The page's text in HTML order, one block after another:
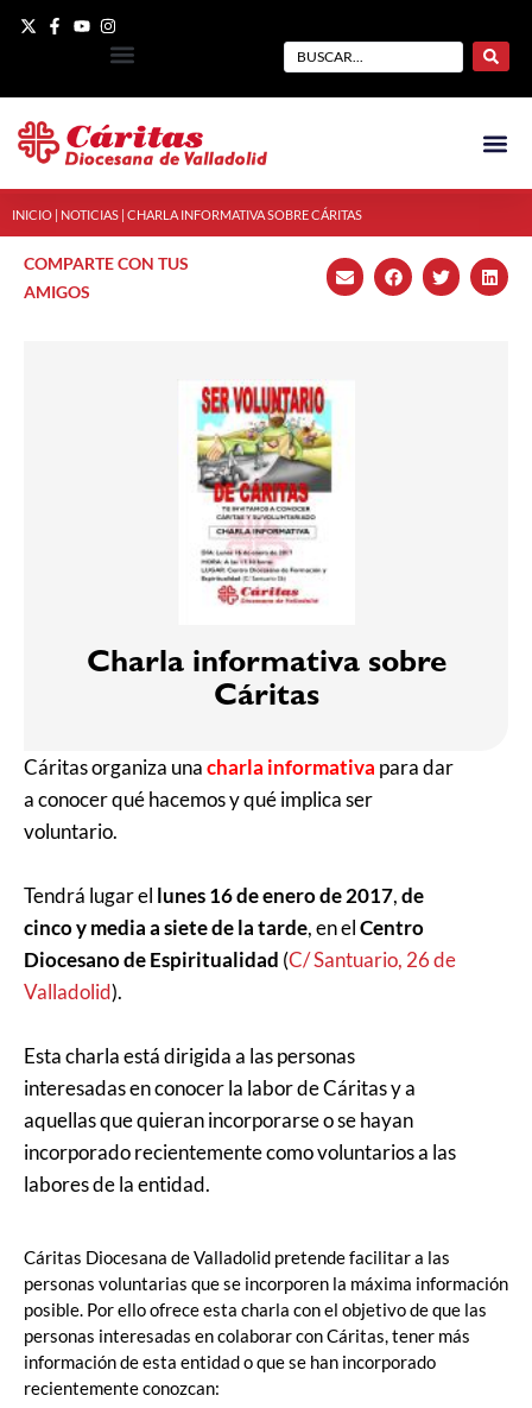
INICIO NOTICIAS CHARLA INFORMATIVA SOBRE CÁRITAS
COMPARTE CON TUS
AMIGOS
Charla informativa sobre
Cáritas
Cáritas organiza unacharla informativa para dar
a conocer qué hacemos y qué implica ser
voluntario.
Tendrá lugar el lunes 16 de enero de 2017,de
cinco y media a siete de la tarde, en elCentro
Diocesano de Espiritualidad (C/ Santuario, 26 de
Valladolid).
Esta charla está dirigida a las personas
interesadas en conocer la labor de Cáritas y a
aquellas que quieran incorporarse o se hayan
incorporado recientemente como voluntarios a las
labores de la entidad.
Cáritas Diocesana de Valladolid pretende facilitar a las
personas voluntarias que se incorporen la máxima información
posible. Por ello ofrece esta charla con el objetivo de que las
personas interesadas en colaborar con Cáritas, tener más
información de esta entidad o que se han incorporado
recientemente conozcan: